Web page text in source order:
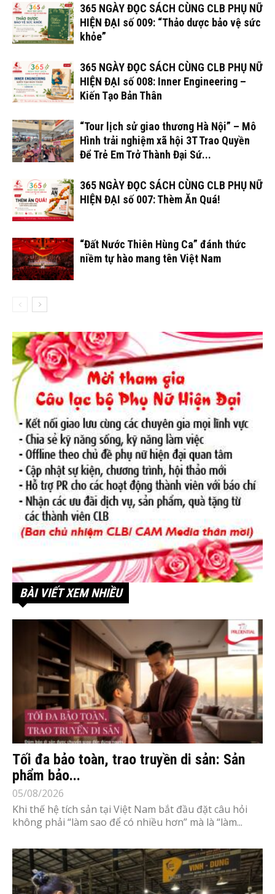
365 NGÀY ĐỌC SÁCH CÙNG CLB PHỤ NỮ
HIỆN ĐẠI số 009: “Thảo dược bảo vệ sức
khỏe”
365 NGÀY ĐỌC SÁCH CÙNG CLB PHỤ NỮ
HIỆN ĐẠI số 008: Inner Engineering –
Kiến Tạo Bản Thân
“Tour lịch sử giao thương Hà Nội” – Mô
Hình trải nghiệm xã hội 3T Trao Quyền
Để Trẻ Em Trở Thành Đại Sứ...
365 NGÀY ĐỌC SÁCH CÙNG CLB PHỤ NỮ
HIỆN ĐẠI số 007: Thèm Ăn Quá!
“Đất Nước Thiên Hùng Ca” đánh thức
niềm tự hào mang tên Việt Nam
BÀI VIẾT XEM NHIỀU
Tối đa bảo toàn, trao truyền di sản: Sản
phẩm bảo...
05/08/2026
Khi thế hệ tích sản tại Việt Nam bắt đầu đặt câu hỏi
không phải “làm sao để có nhiều hơn” mà là “làm...